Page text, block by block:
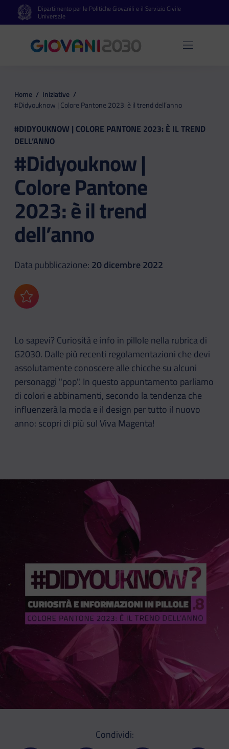
Vai al contenuto principale
Vai al footerDipartimento per le Politiche Giovanili e il Servizio Civile
Universale
Apri
Home / Iniziative /
#Didyouknow | Colore Pantone 2023: è il trend dell’anno
#DIDYOUKNOW | COLORE PANTONE 2023: È IL TREND
DELL’ANNO
#Didyouknow |
Colore Pantone
2023: è il trend
dell’anno
Data pubblicazione: 20 dicembre 2022
Aggiungi ai preferiti
Lo sapevi? Curiosità e info in pillole nella rubrica di
G2030. Dalle più recenti regolamentazioni che devi
assolutamente conoscere alle chicche su alcuni
personaggi "pop". In questo appuntamento parliamo
di colori e abbinamenti, secondo la tendenza che
influenzerà la moda e il design per tutto il nuovo
anno: scopri di più sul Viva Magenta!
Condividi: